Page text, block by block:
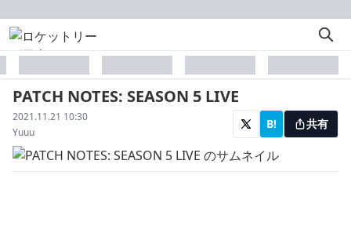
PATCH NOTES: SEASON 5 LIVE
配信日
2021.11.21 10:30
著者
Yuuu
B! 共有